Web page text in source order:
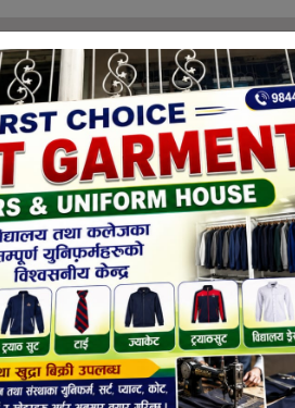
अन्तराष्ट्रिय शिक्षा